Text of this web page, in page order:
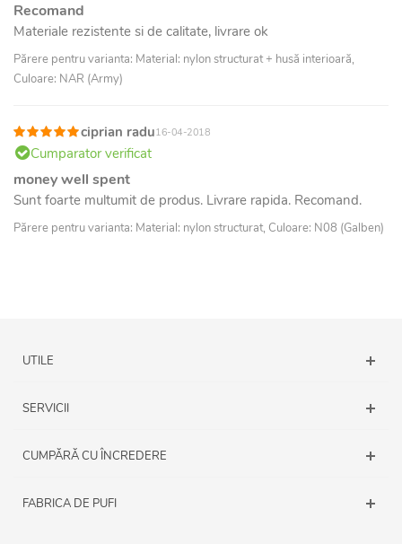
Recomand
Materiale rezistente si de calitate, livrare ok
Părere pentru varianta: Material: nylon structurat + husă interioară,
Culoare: NAR (Army)
ciprian radu16-04-2018
Cumparator verificat
money well spent
Sunt foarte multumit de produs. Livrare rapida. Recomand.
Părere pentru varianta: Material: nylon structurat, Culoare: N08 (Galben)
UTILE
SERVICII
CUMPĂRĂ CU ÎNCREDERE
FABRICA DE PUFI